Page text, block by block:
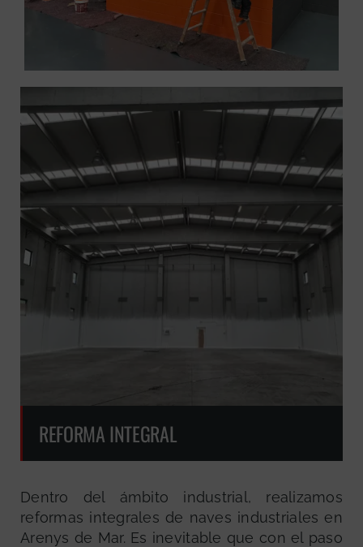
REFORMA INTEGRAL
Dentro del ámbito industrial, realizamos
reformas integrales de naves industriales en
Arenys de Mar. Es inevitable que con el paso